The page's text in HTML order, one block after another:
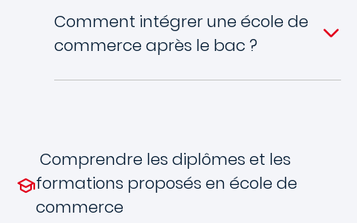
Comment intégrer une école de
commerce après le bac ?
Comprendre les diplômes et les
formations proposés en école de
commerce